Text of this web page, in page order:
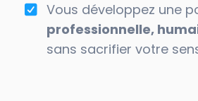
Vous développez une
professionnelle,
sans sacrifier votre